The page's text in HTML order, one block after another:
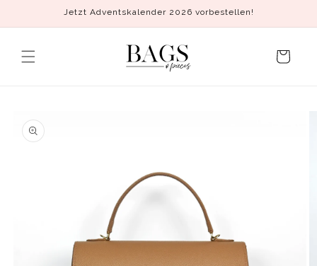
Inhalt
Jetzt Adventskalender 2026 vorbestellen!
Warenkorb